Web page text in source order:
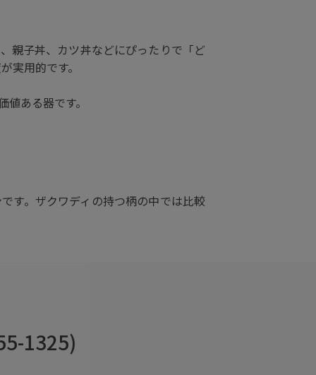
親子丼、カツ丼などにぴったりで「ど
実用的です。
ある器です。
す。ザクワディの持つ柄の中では比較
1325)